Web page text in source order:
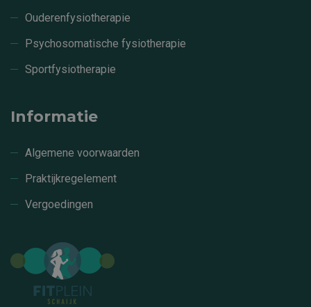
Ouderenfysiotherapie
Psychosomatische fysiotherapie
Sportfysiotherapie
Informatie
Algemene voorwaarden
Praktijkregelement
Vergoedingen